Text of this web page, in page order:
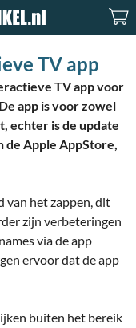
TV app
TV app voor
app is voor zowel
echter is de update
de Apple AppStore,
van het zappen, dit
zijn verbeteringen
via de app
ervoor dat de app
buiten het bereik